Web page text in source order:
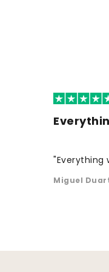
"Everything
Miguel